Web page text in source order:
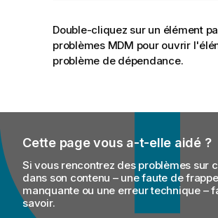
Double-cliquez sur un élément
problèmes MDM pour ouvrir
problème de dépendance.
Cette page vous a-t-elle aidé ?
Si vous rencontrez des problèmes sur
dans son contenu – une faute de
manquante ou une erreur technique –
savoir.